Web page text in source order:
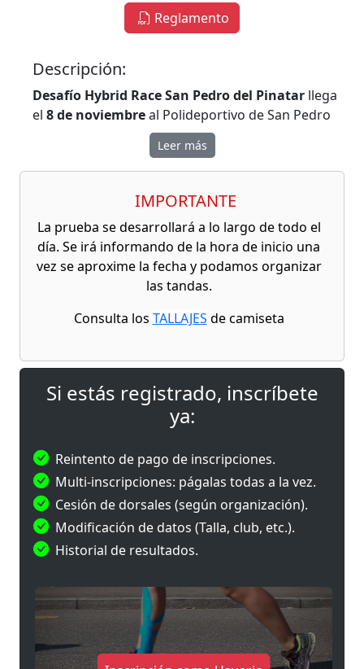
Reglamento
Descripción:
Desafío Hybrid Race San Pedro del Pinatar llega
el 8 de noviembreal Polideportivo de San Pedro
del Pinatar con una competición que pondrá a
resistencia, fuerza, velocidad y
capacidad de superaciónde todos sus
Este espectacular evento combinatramos de
carrera a piecon8 estaciones de ejercicios
funcionales de alta intensidad, ofreciendo un
formato dinámico y exigente, ideal tanto para
buscan un nuevo reto.
competir de forma individual, por parejas o en
equipos de cuatro personas, adaptándose a
diferentes niveles y objetivos. Las modalidades
Élite, Intermedio y Teamstendrán carácter
competitivo, premiando a los mejores
clasificados de cada categoría, mientras que la
modalidadPopularestá pensada para disfrutar
de la experiencia sin presión competitiva, con
premio finisher para todos los participantes
Si buscas un desafío diferente, donde combinar
carrera y ejercicios funcionales en un ambiente
de competición y compañerismo, elDesafío
Leer más
IMPORTANTE
La prueba se desarrollará a lo largo de todo el
día. Se irá informando de la hora de inicio una
vez se aproxime la fecha y podamos organizar
las tandas.
Consulta los TALLAJES de camiseta
Si estás registrado, inscríbete
ya:
Reintento de pago de inscripciones.
Multi-inscripciones: págalas todas a la vez.
Cesión de dorsales (según organización).
Modificación de datos (Talla, club, etc.).
Historial de resultados.